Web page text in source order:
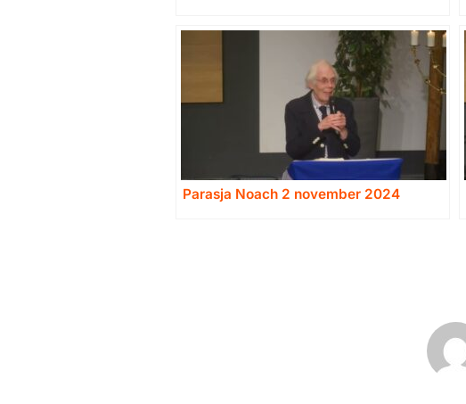
Parasja Noach 2 november 2024